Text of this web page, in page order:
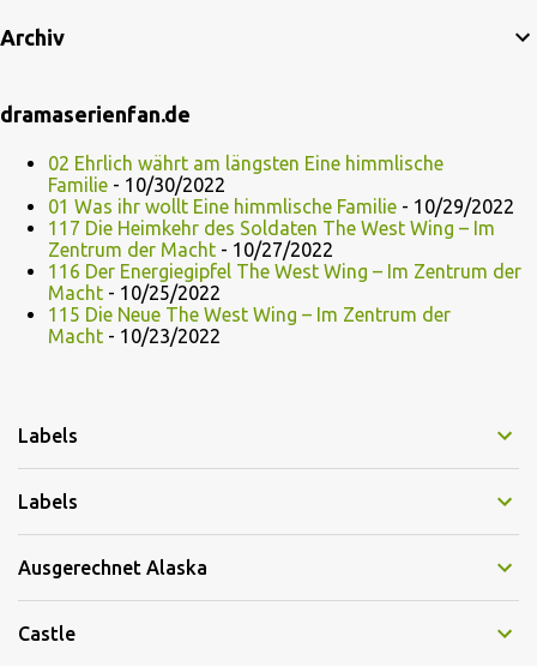
Archiv
dramaserienfan.de
02 Ehrlich währt am längsten Eine himmlische
Familie - 10/30/2022
01 Was ihr wollt Eine himmlische Familie - 10/29/2022
117 Die Heimkehr des Soldaten The West Wing – Im
Zentrum der Macht - 10/27/2022
116 Der Energiegipfel The West Wing – Im Zentrum der
Macht - 10/25/2022
115 Die Neue The West Wing – Im Zentrum der
Macht - 10/23/2022
Labels
Labels
Ausgerechnet Alaska
Castle